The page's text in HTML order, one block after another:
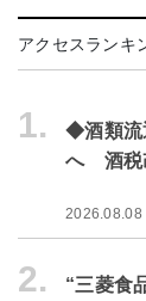
アクセスランキ
1.
◆酒類流
へ 酒税
2026.08.08
2.
“三菱食